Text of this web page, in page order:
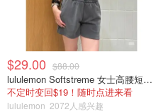
$29.00 $88.00
lululemon Softstreme 女士高腰短裤 10cm
不定时变回$19！随时点进来看
lululemon 2072人感兴趣